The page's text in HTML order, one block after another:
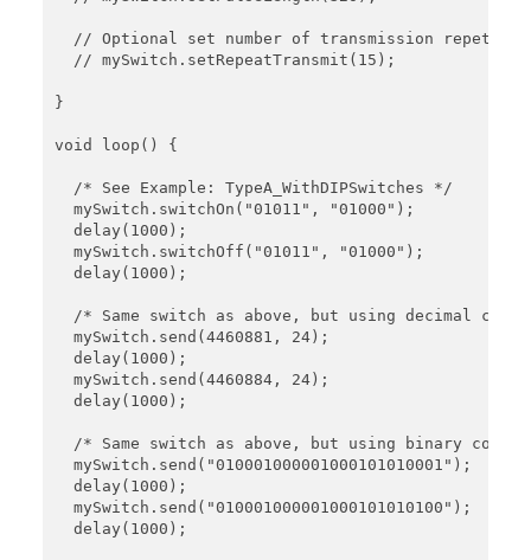
// Optional set number of transmission
  // mySwitch.setRepeatTransmit(15);
}
void loop() {
  /* See Example: TypeA_WithDIPSwitches */
  mySwitch.switchOn("01011", "01000");
  delay(1000);
  mySwitch.switchOff("01011", "01000");
  delay(1000);
/* Same switch as above, but using decimal code
  mySwitch.send(4460881, 24);
  delay(1000);
  mySwitch.send(4460884, 24);
  delay(1000);
/* Same switch as above, but using binary code
  mySwitch.send("010001000001000101010001");
  delay(1000);
  mySwitch.send("010001000001000101010100");
  delay(1000);